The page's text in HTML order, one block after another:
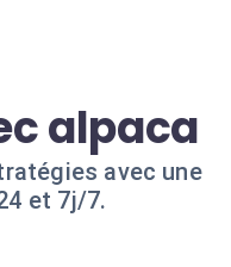
alpaca
avec une
et 7j/7.